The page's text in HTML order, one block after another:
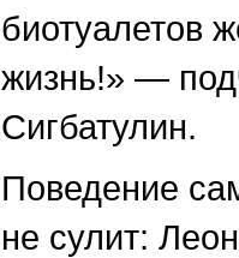
биотуалетов
жизнь!» —
Сигбатулин.
Поведение
не сулит: